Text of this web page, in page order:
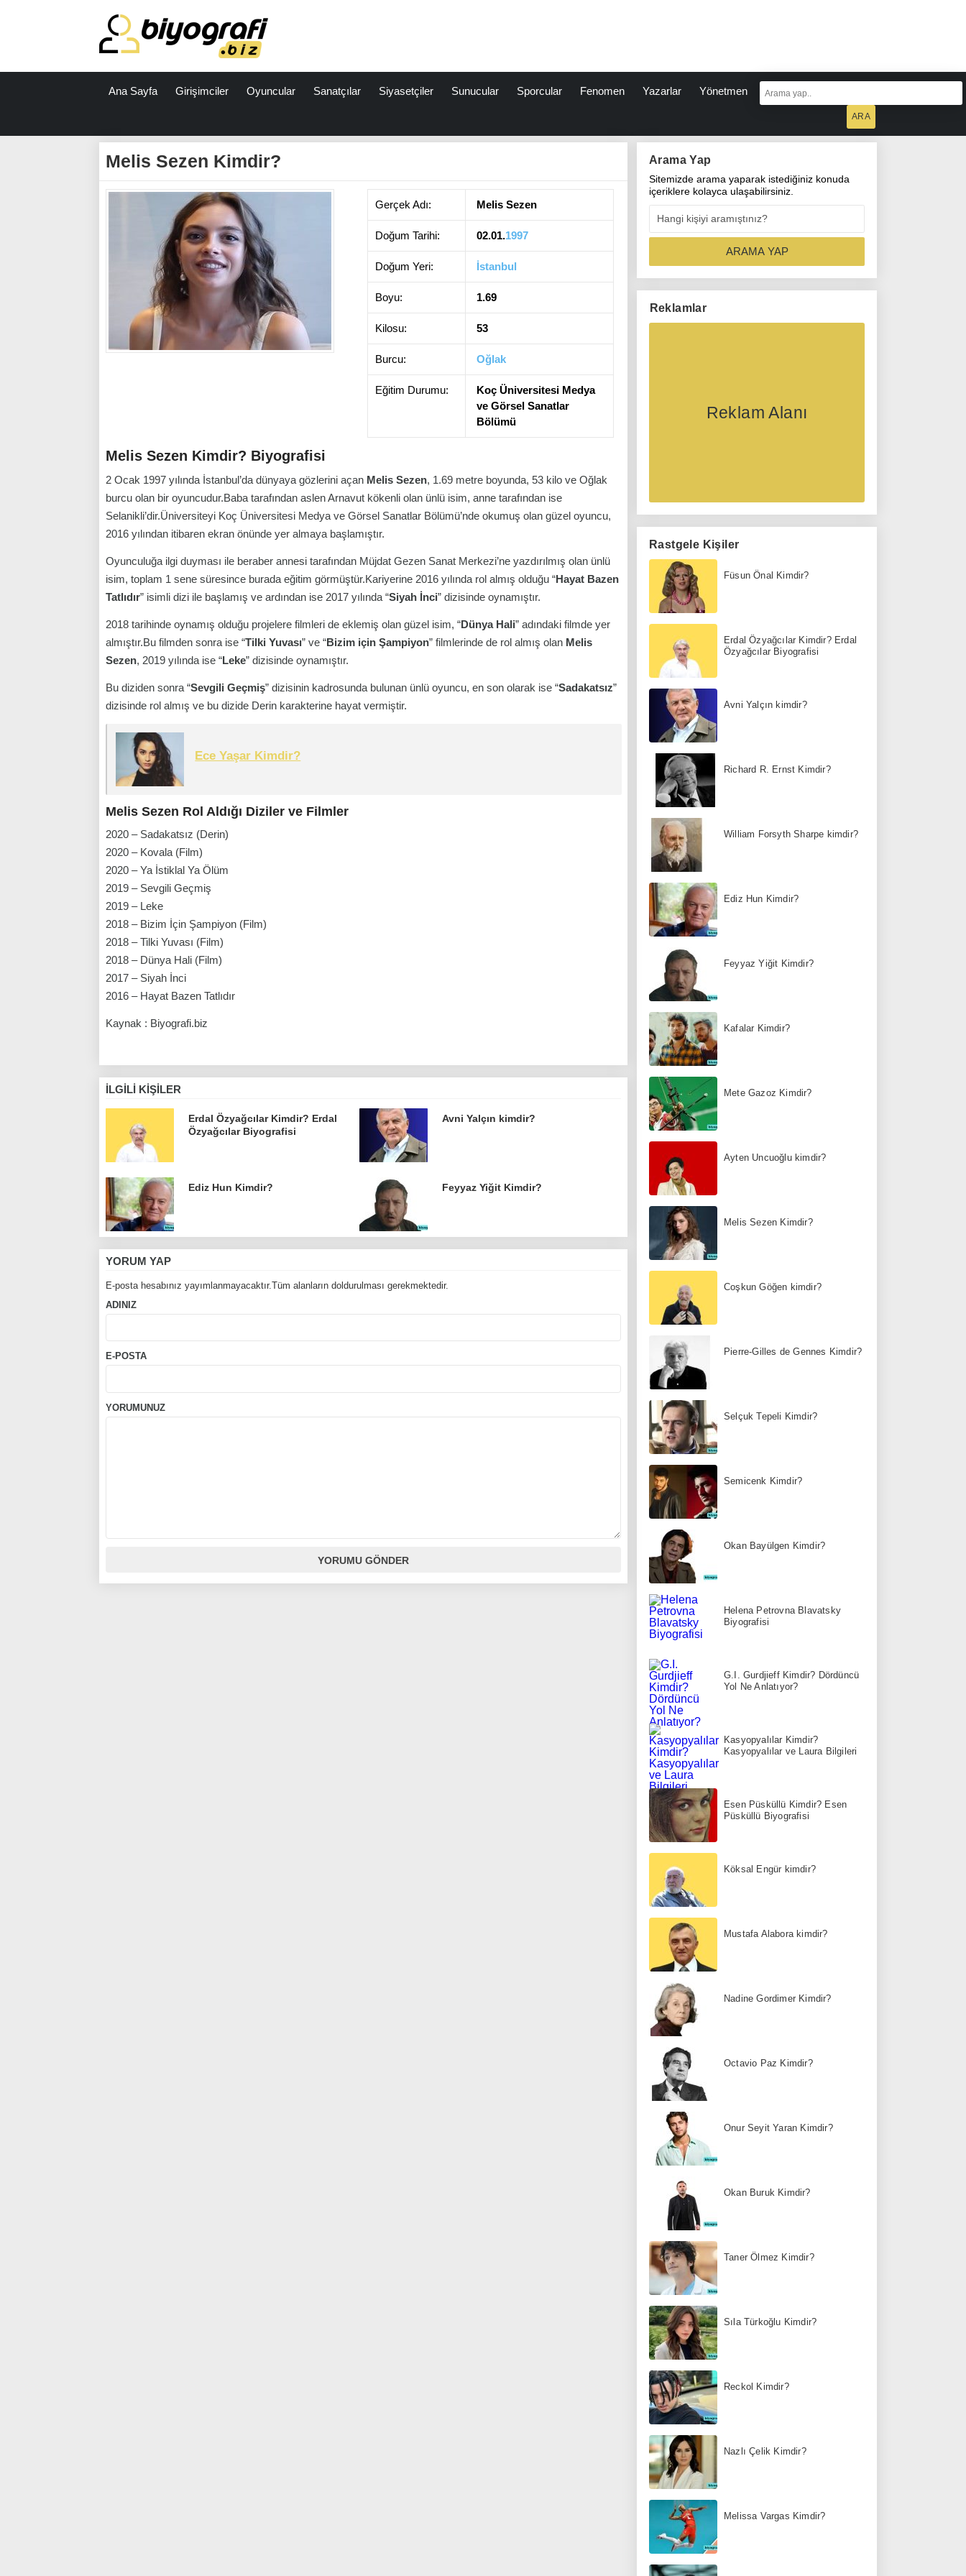
Ana Sayfa Girişimciler Oyuncular Sanatçılar Siyasetçiler Sunucular Sporcular Fenomen Yazarlar Yönetmen
Melis Sezen Kimdir?
Gerçek Adı: Melis Sezen
Doğum Tarihi: 02.01.1997
Doğum Yeri: İstanbul
Boyu: 1.69
Kilosu: 53
Burcu: Oğlak
Eğitim Durumu:
Koç Üniversitesi Medya
ve Görsel Sanatlar
Bölümü
Melis Sezen Kimdir? Biyografisi
2 Ocak 1997 yılında İstanbul’da dünyaya gözlerini açan Melis Sezen, 1.69 metre boyunda, 53 kilo ve Oğlak
burcu olan bir oyuncudur.Baba tarafından aslen Arnavut kökenli olan ünlü isim, anne tarafından ise
Selanikli’dir.Üniversiteyi Koç Üniversitesi Medya ve Görsel Sanatlar Bölümü’nde okumuş olan güzel oyuncu,
2016 yılından itibaren ekran önünde yer almaya başlamıştır.
Oyunculuğa ilgi duyması ile beraber annesi tarafından Müjdat Gezen Sanat Merkezi’ne yazdırılmış olan ünlü
isim, toplam 1 sene süresince burada eğitim görmüştür.Kariyerine 2016 yılında rol almış olduğu “Hayat Bazen
Tatlıdır” isimli dizi ile başlamış ve ardından ise 2017 yılında “Siyah İnci” dizisinde oynamıştır.
2018 tarihinde oynamış olduğu projelere filmleri de eklemiş olan güzel isim, “Dünya Hali” adındaki filmde yer
almıştır.Bu filmden sonra ise “Tilki Yuvası” ve “Bizim için Şampiyon” filmlerinde de rol almış olan Melis
Sezen, 2019 yılında ise “Leke” dizisinde oynamıştır.
Bu diziden sonra “Sevgili Geçmiş” dizisinin kadrosunda bulunan ünlü oyuncu, en son olarak ise “Sadakatsız”
dizisinde rol almış ve bu dizide Derin karakterine hayat vermiştir.
Ece Yaşar Kimdir?
Melis Sezen Rol Aldığı Diziler ve Filmler
2020 – Sadakatsız (Derin)
2020 – Kovala (Film)
2020 – Ya İstiklal Ya Ölüm
2019 – Sevgili Geçmiş
2019 – Leke
2018 – Bizim İçin Şampiyon (Film)
2018 – Tilki Yuvası (Film)
2018 – Dünya Hali (Film)
2017 – Siyah İnci
2016 – Hayat Bazen Tatlıdır
Kaynak : Biyografi.biz
İLGILI KIŞILER
Erdal Özyağcılar Kimdir? Erdal
Özyağcılar Biyografisi
Avni Yalçın kimdir?
Ediz Hun Kimdir? Feyyaz Yiğit Kimdir?
YORUM YAP
E-posta hesabınız yayımlanmayacaktır.Tüm alanların doldurulması gerekmektedir.
ADINIZ
E-POSTA
YORUMUNUZ
Arama Yap
Sitemizde arama yaparak istediğiniz konuda
içeriklere kolayca ulaşabilirsiniz.
Reklamlar
Reklam Alanı
Rastgele Kişiler
Füsun Önal Kimdir?
Erdal Özyağcılar Kimdir? Erdal
Özyağcılar Biyografisi
Avni Yalçın kimdir?
Richard R. Ernst Kimdir?
William Forsyth Sharpe kimdir?
Ediz Hun Kimdir?
Feyyaz Yiğit Kimdir?
Kafalar Kimdir?
Mete Gazoz Kimdir?
Ayten Uncuoğlu kimdir?
Melis Sezen Kimdir?
Coşkun Göğen kimdir?
Pierre-Gilles de Gennes Kimdir?
Selçuk Tepeli Kimdir?
Semicenk Kimdir?
Okan Bayülgen Kimdir?
Helena Petrovna Blavatsky
Biyografisi
G.I. Gurdjieff Kimdir? Dördüncü
Yol Ne Anlatıyor?
Kasyopyalılar Kimdir?
Kasyopyalılar ve Laura Bilgileri
Esen Püsküllü Kimdir? Esen
Püsküllü Biyografisi
Köksal Engür kimdir?
Mustafa Alabora kimdir?
Nadine Gordimer Kimdir?
Octavio Paz Kimdir?
Onur Seyit Yaran Kimdir?
Okan Buruk Kimdir?
Taner Ölmez Kimdir?
Sıla Türkoğlu Kimdir?
Reckol Kimdir?
Nazlı Çelik Kimdir?
Melissa Vargas Kimdir?